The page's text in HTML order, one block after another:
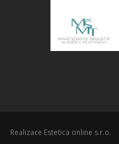
Realizace Estetica online s.r.o.